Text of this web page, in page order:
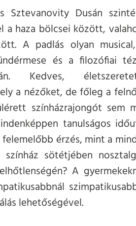
Sztevanovity Dusán
a haza bölcsei között,
A padlás olyan
és a filozófiai
Kedves,
a nézőket, de főleg a
színházrajongót sem
tanulságos
érzés, mint a
sötétjében
A
lehetőségével.